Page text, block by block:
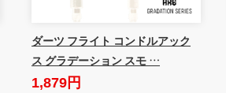
ダーツ フライト コンドルアック
ス グラデーション スモ …
1,879円